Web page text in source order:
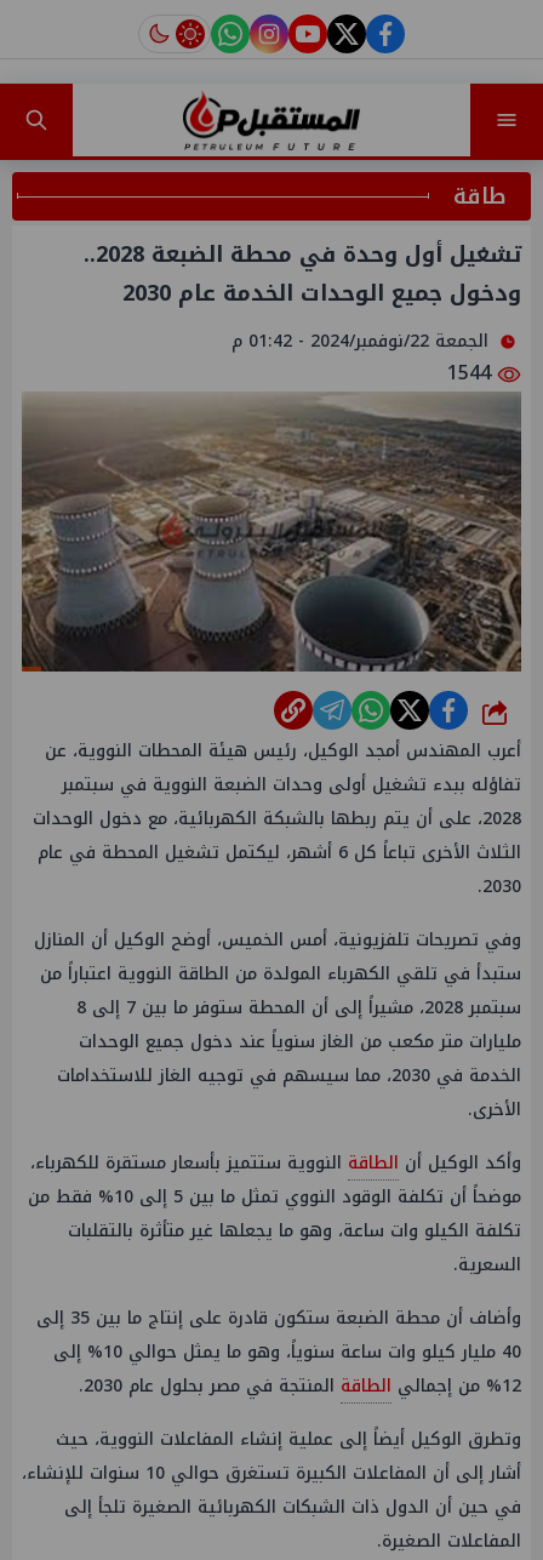
facebook
twitter
youtube
instagram
tiktok
طاقة
تشغيل أول وحدة في محطة الضبعة 2028..
ودخول جميع الوحدات الخدمة عام 2030
الجمعة 22/نوفمبر/2024 - 01:42 م
1544
شارك
أعرب المهندس أمجد الوكيل، رئيس هيئة المحطات النووية، عن
تفاؤله ببدء تشغيل أولى وحدات الضبعة النووية في سبتمبر
2028، على أن يتم ربطها بالشبكة الكهربائية، مع دخول الوحدات
الثلاث الأخرى تباعاً كل 6 أشهر، ليكتمل تشغيل المحطة في عام
2030.
وفي تصريحات تلفزيونية، أمس الخميس، أوضح الوكيل أن المنازل
ستبدأ في تلقي الكهرباء المولدة من الطاقة النووية اعتباراً من
سبتمبر 2028، مشيراً إلى أن المحطة ستوفر ما بين 7 إلى 8
مليارات متر مكعب من الغاز سنوياً عند دخول جميع الوحدات
الخدمة في 2030، مما سيسهم في توجيه الغاز للاستخدامات
الأخرى.
وأكد الوكيل أن الطاقة النووية ستتميز بأسعار مستقرة للكهرباء،
موضحاً أن تكلفة الوقود النووي تمثل ما بين 5 إلى 10% فقط من
تكلفة الكيلو وات ساعة، وهو ما يجعلها غير متأثرة بالتقلبات
السعرية.
وأضاف أن محطة الضبعة ستكون قادرة على إنتاج ما بين 35 إلى
40 مليار كيلو وات ساعة سنوياً، وهو ما يمثل حوالي 10% إلى
12% من إجمالي
الطاقة المنتجة في مصر بحلول عام 2030.
وتطرق الوكيل أيضاً إلى عملية إنشاء المفاعلات النووية، حيث
أشار إلى أن المفاعلات الكبيرة تستغرق حوالي 10 سنوات للإنشاء،
في حين أن الدول ذات الشبكات الكهربائية الصغيرة تلجأ إلى
المفاعلات الصغيرة.